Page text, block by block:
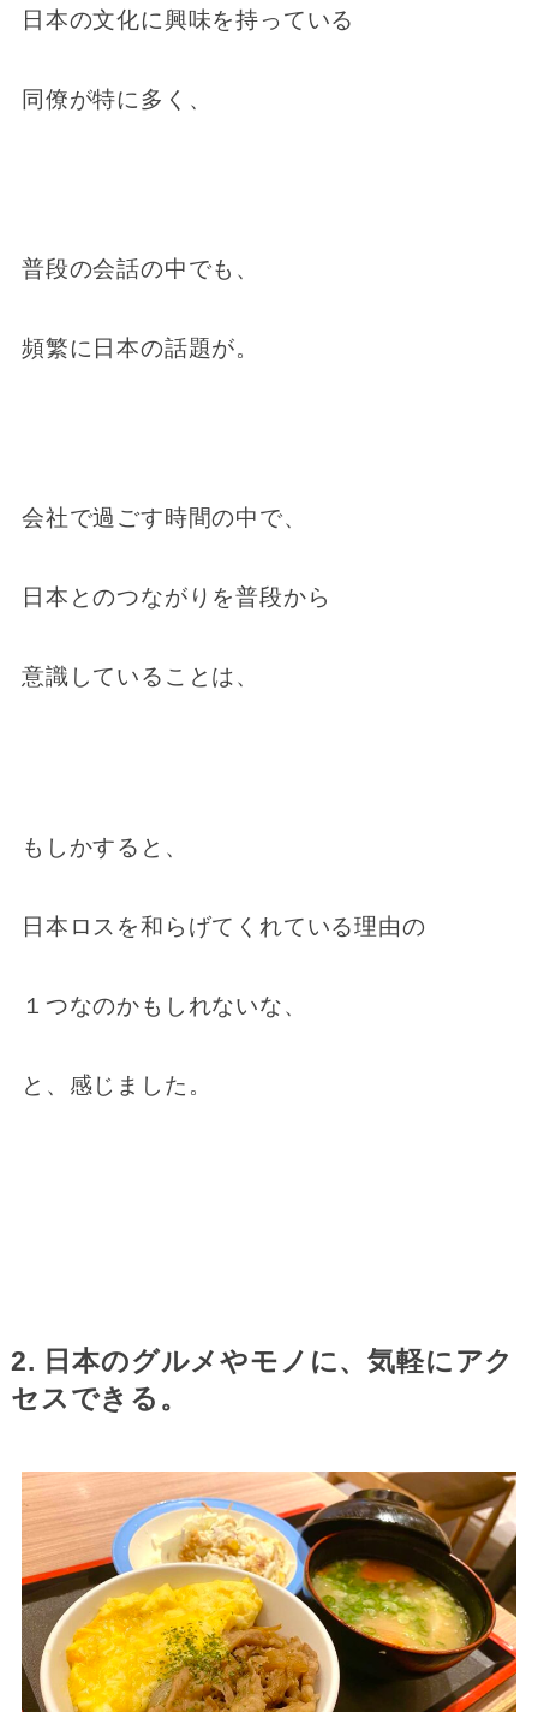
日本の文化に興味を持っている
同僚が特に多く、
普段の会話の中でも、
頻繁に日本の話題が。
会社で過ごす時間の中で、
日本とのつながりを普段から
意識していることは、
もしかすると、
日本ロスを和らげてくれている理由の
１つなのかもしれないな、
と、感じました。
2. 日本のグルメやモノに、気軽にアク
セスできる。